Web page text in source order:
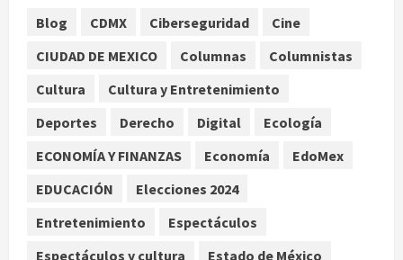
Colombia despide al gobierno de
promesas de cambio
agosto 7, 2026
institucional en Brasil, Guinea
Ecuatorial, Angola y EE.UU.
Blog CDMX Ciberseguridad
Cine
CIUDAD DE MEXICO
Columnas
Columnistas
Cultura
Cultura y Entretenimiento
Deportes
Derecho Digital
Ecología
ECONOMÍA Y FINANZAS
Economía
EdoMex
EDUCACIÓN
Elecciones 2024
Entretenimiento
Espectáculos
Espectáculos y cultura
Estado de México